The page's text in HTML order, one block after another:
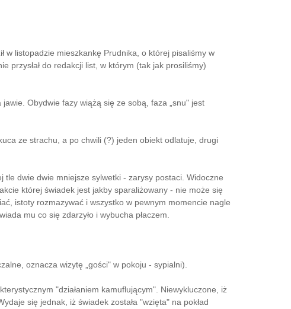
w listopadzie mieszkankę Prudnika, o której pisaliśmy w
przysłał do redakcji list, w którym (tak jak prosiliśmy)
Obydwie fazy wiążą się ze sobą, faza „snu" jest
ze strachu, a po chwili (?) jeden obiekt odlatuje, drugi
dwie dwie mniejsze sylwetki - zarysy postaci. Widoczne
której świadek jest jakby sparaliżowany - nie może się
istoty rozmazywać i wszystko w pewnym momencie nagle
mu co się zdarzyło i wybucha płaczem.
oznacza wizytę „gości" w pokoju - sypialni).
"działaniem kamuflującym". Niewykluczone, iż
się jednak, iż świadek została "wzięta" na pokład